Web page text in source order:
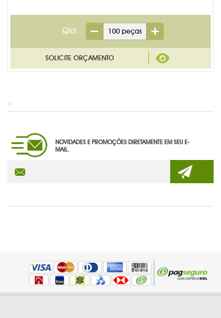
Qtd.
NOVIDADES E PROMOÇÕES DIRETAMENTE EM SEU E-
MAIL.